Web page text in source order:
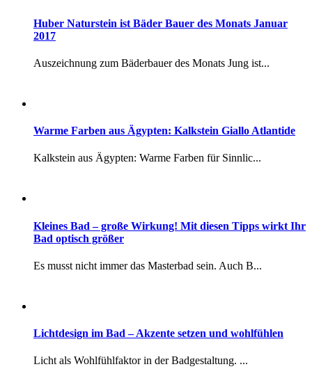
Huber Naturstein ist Bäder Bauer des Monats Januar
2017
Auszeichnung zum Bäderbauer des Monats Jung ist...
Warme Farben aus Ägypten: Kalkstein Giallo Atlantide
Kalkstein aus Ägypten: Warme Farben für Sinnlic...
Kleines Bad – große Wirkung! Mit diesen Tipps wirkt Ihr
Bad optisch größer
Es musst nicht immer das Masterbad sein. Auch B...
Lichtdesign im Bad – Akzente setzen und wohlfühlen
Licht als Wohlfühlfaktor in der Badgestaltung. ...